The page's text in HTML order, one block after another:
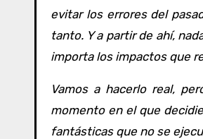
evitar los errores del
tanto. Y a partir de ahí,
importa los impactos que
Vamos a hacerlo real,
momento en el que
fantásticas que no se